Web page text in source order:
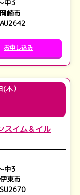
中3
崎市
お申し込み
木）
スイム＆イル
中3
東市